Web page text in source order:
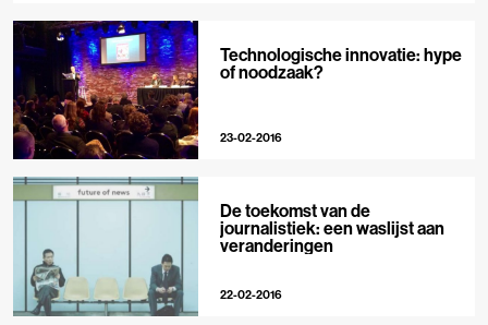
Technologische innovatie: hype
of noodzaak?
23-02-2016
De toekomst van de
journalistiek: een waslijst aan
veranderingen
22-02-2016